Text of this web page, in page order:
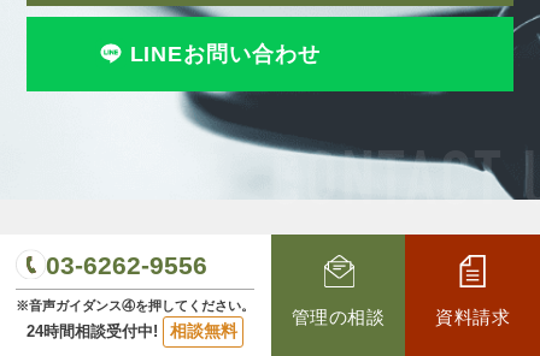
CONTACT
LINEお問い合わせ
賃貸管理・アパート管理に強い
03-6262-9556
※音声ガイダンス④を押してください。
24時間相談受付中! 相談無料
管理の相談 資料請求